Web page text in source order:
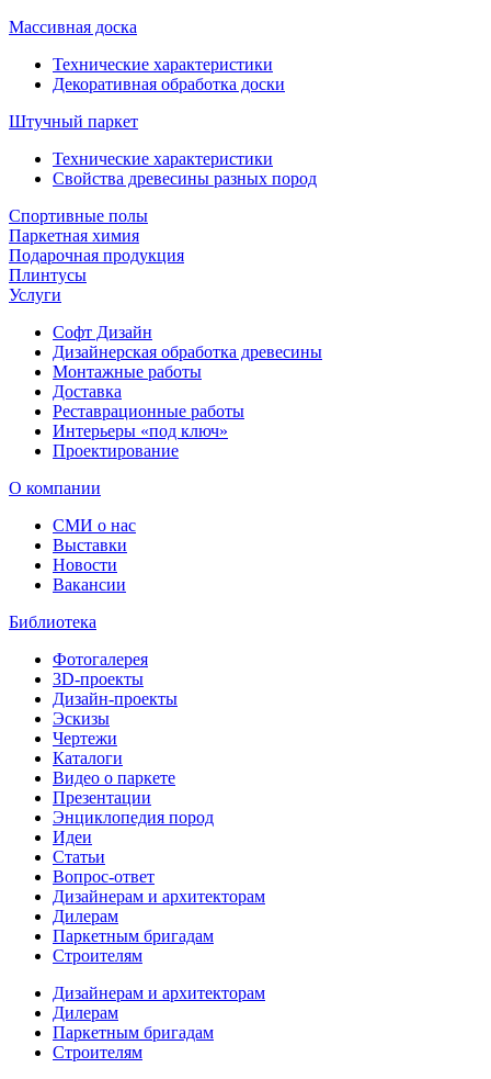
Массивная доска
Технические характеристики
Декоративная обработка доски
Штучный паркет
Технические характеристики
Свойства древесины разных пород
Спортивные полы
Паркетная химия
Подарочная продукция
Плинтусы
Услуги
Софт Дизайн
Дизайнерская обработка древесины
Монтажные работы
Доставка
Реставрационные работы
Интерьеры «под ключ»
Проектирование
О компании
СМИ о нас
Выставки
Новости
Вакансии
Библиотека
Фотогалерея
3D-проекты
Дизайн-проекты
Эскизы
Чертежи
Каталоги
Видео о паркете
Презентации
Энциклопедия пород
Идеи
Статьи
Вопрос-ответ
Дизайнерам и архитекторам
Дилерам
Паркетным бригадам
Строителям
Дизайнерам и архитекторам
Дилерам
Паркетным бригадам
Строителям